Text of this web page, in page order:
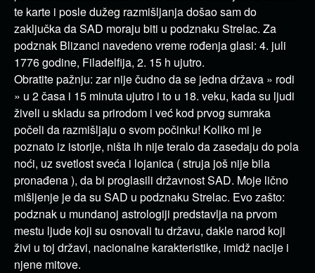
te karte i posle dužeg razmišljanja došao sam do
zaključka da SAD moraju biti u podznaku Strelac. Za
podznak Blizanci navedeno vreme rođenja glasi: 4. juli
1776 godine, Filadelfija, 2. 15 h ujutro.
Obratite pažnju: zar nije čudno da se jedna država » rodi
» u 2 časa i 15 minuta ujutro i to u 18. veku, kada su ljudi
živeli u skladu sa prirodom i već kod prvog sumraka
počeli da razmišljaju o svom počinku! Koliko mi je
poznato iz istorije, ništa ih nije teralo da zasedaju do pola
noći, uz svetlost sveća i lojanica ( struja još nije bila
pronađena ), da bi proglasili državnost SAD. Moje lično
mišljenje je da su SAD u podznaku Strelac. Evo zašto:
podznak u mundanoj astrologiji predstavlja na prvom
mestu ljude koji su osnovali tu državu, dakle narod koji
živi u toj državi, nacionalne karakteristike, imidž nacije i
njene mitove.